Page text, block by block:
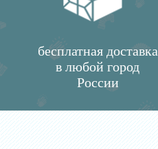
бесплатная доставка
в любой город
России